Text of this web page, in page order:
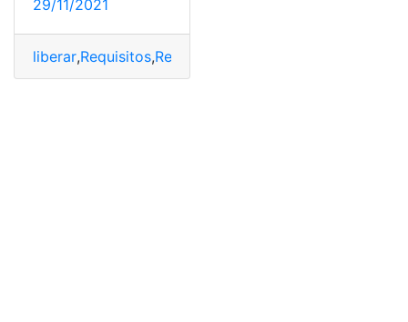
29/11/2021
liberar,Requisitos,Retención vehicular